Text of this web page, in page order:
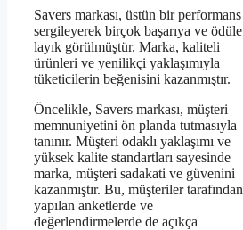
Savers markası, üstün bir performans
sergileyerek birçok başarıya ve ödüle
layık görülmüştür. Marka, kaliteli
ürünleri ve yenilikçi yaklaşımıyla
tüketicilerin beğenisini kazanmıştır.
Öncelikle, Savers markası, müşteri
memnuniyetini ön planda tutmasıyla
tanınır. Müşteri odaklı yaklaşımı ve
yüksek kalite standartları sayesinde
marka, müşteri sadakati ve güvenini
kazanmıştır. Bu, müşteriler tarafından
yapılan anketlerde ve
değerlendirmelerde de açıkça